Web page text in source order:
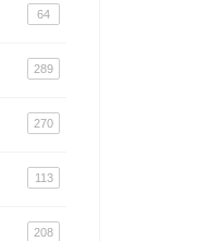
64
289
270
113
208